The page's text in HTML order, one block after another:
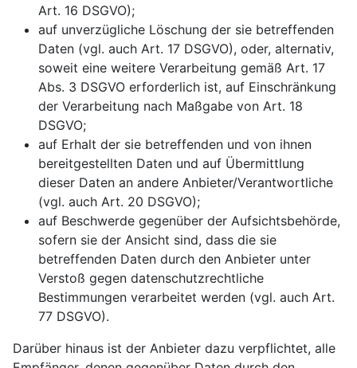
Art. 16 DSGVO);
auf unverzügliche Löschung der sie betreffenden
Daten (vgl. auch Art. 17 DSGVO), oder, alternativ,
soweit eine weitere Verarbeitung gemäß Art. 17
Abs. 3 DSGVO erforderlich ist, auf Einschränkung
der Verarbeitung nach Maßgabe von Art. 18
DSGVO;
auf Erhalt der sie betreffenden und von ihnen
bereitgestellten Daten und auf Übermittlung
dieser Daten an andere Anbieter/Verantwortliche
(vgl. auch Art. 20 DSGVO);
auf Beschwerde gegenüber der Aufsichtsbehörde,
sofern sie der Ansicht sind, dass die sie
betreffenden Daten durch den Anbieter unter
Verstoß gegen datenschutzrechtliche
Bestimmungen verarbeitet werden (vgl. auch Art.
77 DSGVO).
Darüber hinaus ist der Anbieter dazu verpflichtet, alle